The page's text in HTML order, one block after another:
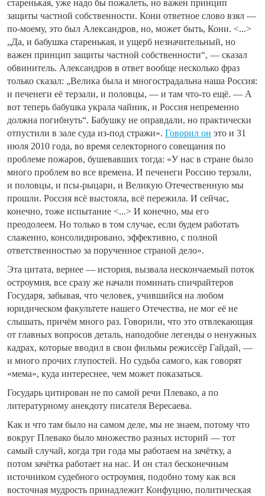
старенькая, уже надо бы пожалеть, но важен принцип
защиты частной собственности. Кони ответное слово взял —
по-моему, это был Александров, но, может быть, Кони. <...>
„Да, и бабушка старенькая, и ущерб незначительный, но
важен принцип защиты частной собственности“, — сказал
обвинитель. Александров в ответ вообще несколько фраз
только сказал: „Велика была и многострадальна наша Россия:
и печенеги её терзали, и половцы, — и там что-то ещё. — А
вот теперь бабушка украла чайник, и Россия непременно
должна погибнуть“. Бабушку не оправдали, но практически
отпустили в зале суда из-под стражи». Говорил он это и 31
июля 2010 года, во время селекторного совещания по
проблеме пожаров, бушевавших тогда: «У нас в стране было
много проблем во все времена. И печенеги Россию терзали,
и половцы, и псы-рыцари, и Великую Отечественную мы
прошли. Россия всё выстояла, всё пережила. И сейчас,
конечно, тоже испытание <...> И конечно, мы его
преодолеем. Но только в том случае, если будем работать
слаженно, консолидировано, эффективно, с полной
ответственностью за порученное страной дело».
Эта цитата, вернее — история, вызвала нескончаемый поток
остроумия, все сразу же начали поминать спичрайтеров
Государя, забывая, что человек, учившийся на любом
юридическом факультете нашего Отечества, не мог её не
слышать, причём много раз. Говорили, что это отвлекающая
от главных вопросов деталь, наподобие легенды о ненужных
кадрах, которые вводил в свои фильмы режиссёр Гайдай, —
и много прочих глупостей. Но судьба самого, как говорят
«мема», куда интереснее, чем может показаться.
Государь цитирован не по самой речи Плевако, а по
литературному анекдоту писателя Вересаева.
Как и что там было на самом деле, мы не знаем, потому что
вокруг Плевако было множество разных историй — тот
самый случай, когда три года мы работаем на зачётку, а
потом зачётка работает на нас. И он стал бесконечным
источником судебного остроумия, подобно тому как вся
восточная мудрость принадлежит Конфуцию, политическая